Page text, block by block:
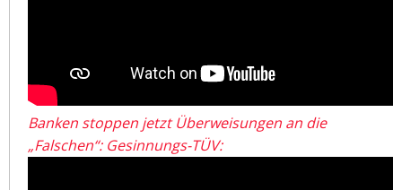
Banken stoppen jetzt Überweisungen an die
„Falschen“: Gesinnungs-TÜV: